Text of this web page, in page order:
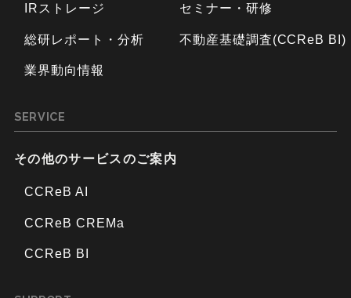
IRストレージ
総研レポート・分析
業界動向情報
セミナー・研修
不動産基礎調査(CCReB BI)
SERVICE
その他のサービスのご案内
CCReB AI
CCReB CREMa
CCReB BI